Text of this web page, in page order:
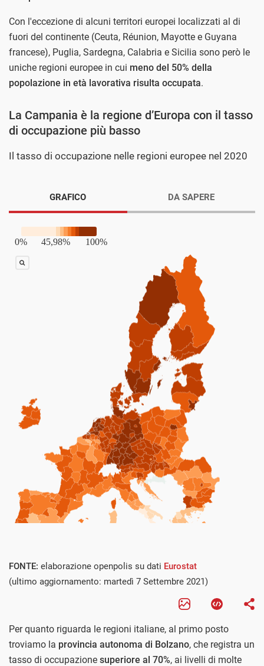
Con l'eccezione di alcuni territori europei localizzati al di
fuori del continente (Ceuta, Réunion, Mayotte e Guyana
francese), Puglia, Sardegna, Calabria e Sicilia sono però le
uniche regioni europee in cui meno del 50% della
popolazione in età lavorativa risulta occupata.
La Campania è la regione d’Europa con il tasso
di occupazione più basso
Il tasso di occupazione nelle regioni europee nel 2020
GRAFICO DA SAPERE
FONTE: elaborazione openpolis su dati Eurostat
(ultimo aggiornamento: martedì 7 Settembre 2021)
Per quanto riguarda le regioni italiane, al primo posto
troviamo la provincia autonoma di Bolzano, che registra un
tasso di occupazione superiore al 70%, ai livelli di molte